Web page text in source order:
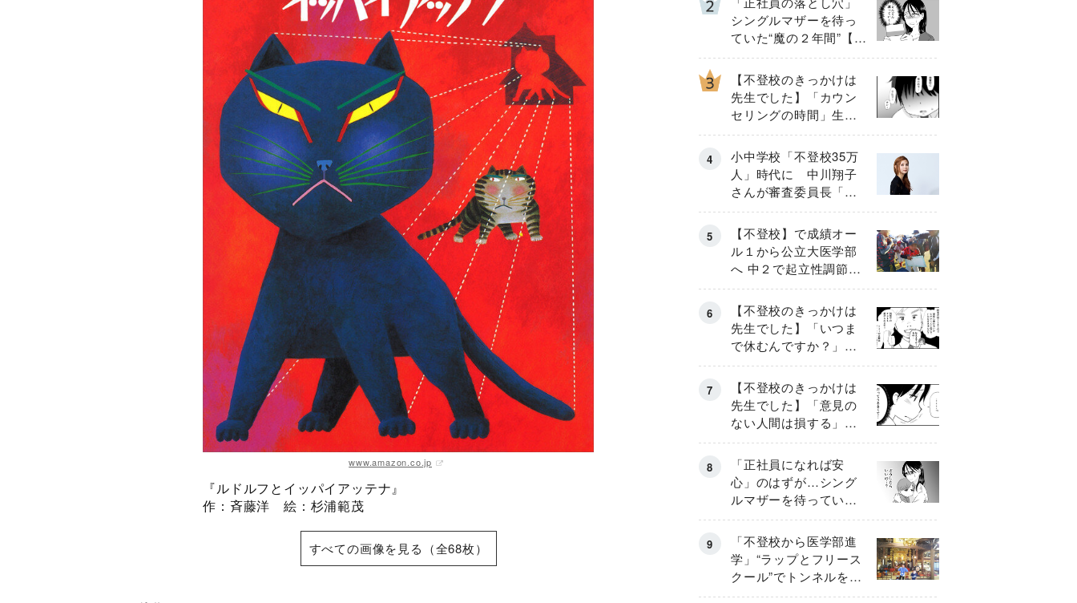
www.amazon.co.jp
『ルドルフとイッパイアッテナ』
作：斉藤洋 絵：杉浦範茂
すべての画像を見る（全68枚）
シングルマザーを待っ
ていた“魔の２年間”【後
編】
【不登校のきっかけは
先生でした】「カウン
セリングの時間」生徒
の情報をバラしたの
は…《第２話》
小中学校「不登校35万
人」時代に 中川翔子
さんが審査委員長「不
登校生動画甲子園
2026」が開催
【不登校】で成績オー
ル１から公立大医学部
へ 中２で起立性調節障
害「治るまで３年」の
診断 そのとき母は
【不登校のきっかけは
先生でした】「いつま
で休むんですか？」追
い詰められる母と息子
《第６話》
【不登校のきっかけは
先生でした】「意見の
ない人間は損する」担
任の一言が苦しみに…
《第１話》
「正社員になれば安
心」のはずが…シング
ルマザーを待ってい
た“魔の２年間”【前編】
「不登校から医学部進
学」“ラップとフリース
クール”でトンネルを脱
して高校受験へ〔元野